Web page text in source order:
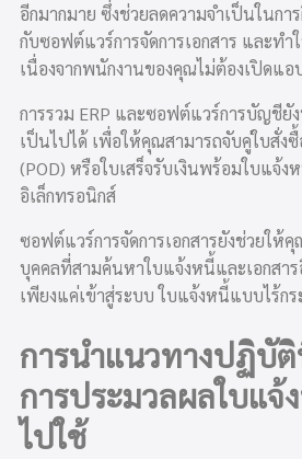
อีกมากมาย ซึ่งช่วยลดความจำเป็นในก
กับซอฟต์แวร์การจัดการเอกสาร และท
เนื่องจากพนักงานของคุณไม่ต้องเปิดแ
การรวม ERP และซอฟต์แวร์การบัญชียั
เป็นไปได้ เพื่อให้คุณสามารถจับคู่ใบสั่ง
(POD) หรือใบเสร็จรับเงินพร้อมใบแจ้
อิเล็กทรอนิกส์
ซอฟต์แวร์การจัดการเอกสารยังช่วยให้
บุคคลที่สามค้นหาใบแจ้งหนี้และเอกสา
เพียงแค่เข้าสู่ระบบ ใบแจ้งหนี้แบบไร้ก
การนำแนวทางปฏิบั
การประมวลผลใบแจ้
ไปใช้